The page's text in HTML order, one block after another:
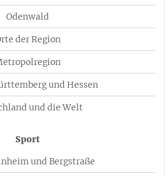
Odenwald
der Region
und Hessen
und die Welt
Sport
und Bergstraße